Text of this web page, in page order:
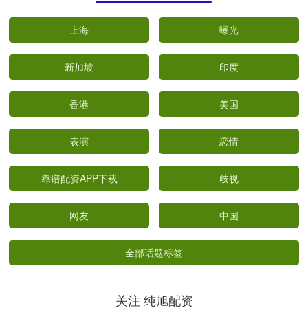
上海 曝光
新加坡 印度
香港 美国
表演 恋情
靠谱配资APP下载 歧视
网友 中国
全部话题标签
关注 纯旭配资